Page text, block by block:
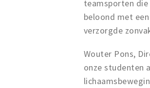
teamsporten die
beloond met
verzorgde
Wouter Pons,
onze studenten